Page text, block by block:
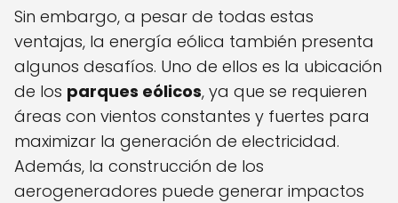
Sin embargo, a pesar de todas estas
ventajas, la energía eólica también presenta
algunos desafíos. Uno de ellos es la ubicación
de los parques eólicos, ya que se requieren
áreas con vientos constantes y fuertes para
maximizar la generación de electricidad.
Además, la construcción de los
aerogeneradores puede generar impactos